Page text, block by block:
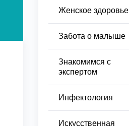
Женское здоровье
Забота о малыше
Знакомимся с
экспертом
Инфектология
Искусственная